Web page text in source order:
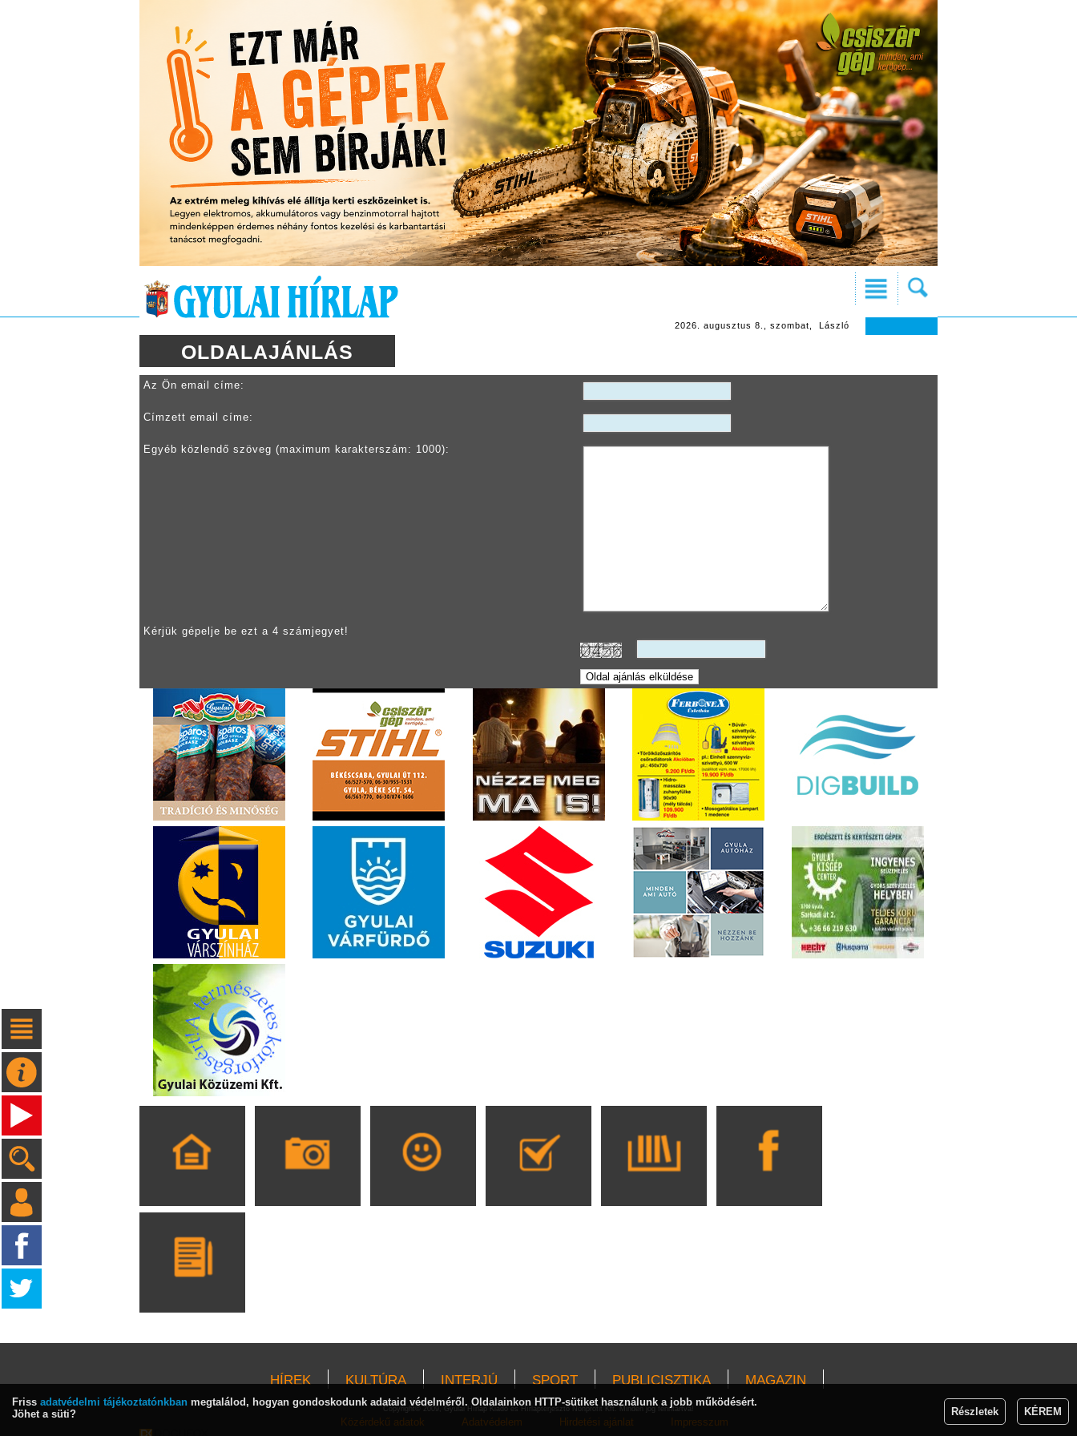
2026. augusztus 8., szombat, László
OLDALAJÁNLÁS
Az Ön email címe:
Címzett email címe:
Egyéb közlendő szöveg (maximum karakterszám: 1000):
Kérjük gépelje be ezt a 4 számjegyet!
HÍREK KULTÚRA INTERJÚ SPORT PUBLICISZTIKA MAGAZIN
Copyright© 2009, Gyulai Hírlap Kiadó és Hírlapterjesztő Nonprofit Kft. Minden jog fenntartva!
Közérdekű adatok Adatvédelem Hirdetési ajánlat Impresszum
Friss adatvédelmi tájékoztatónkban megtalálod, hogyan gondoskodunk adataid védelméről. Oldalainkon HTTP-sütiket használunk a jobb működésért.
Jöhet a süti?
Részletek KÉREM